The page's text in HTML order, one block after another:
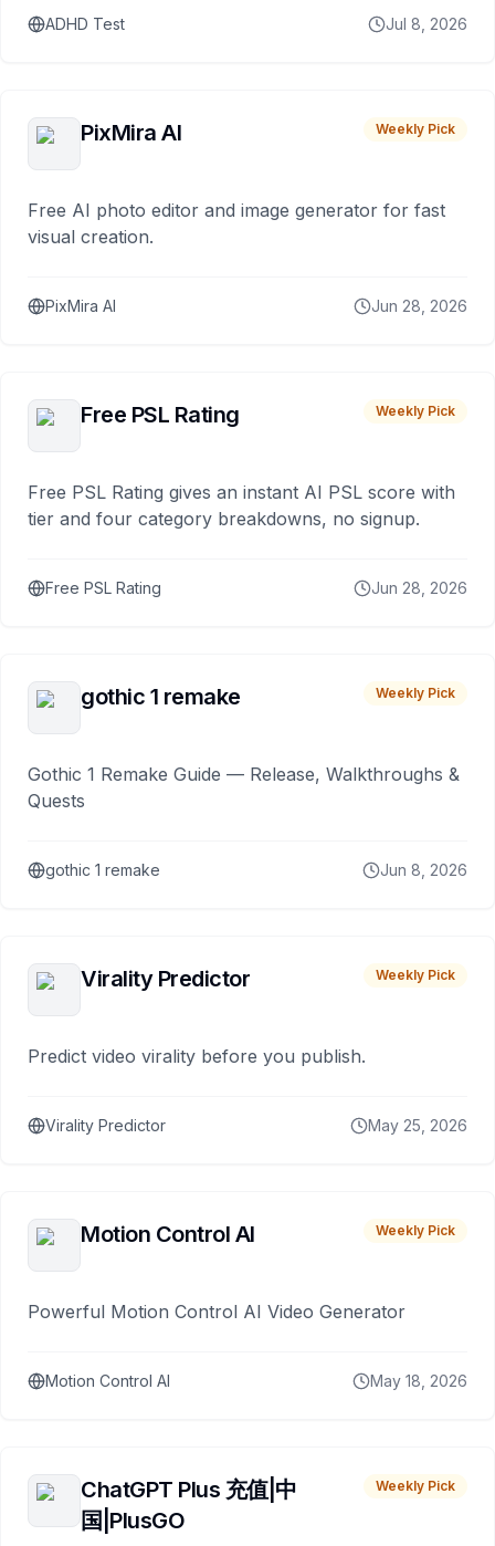
ADHD Test Jul 8, 2026
PixMira AI Weekly Pick
Free AI photo editor and image generator for fast
visual creation.
PixMira AI Jun 28, 2026
Free PSL Rating Weekly Pick
Free PSL Rating gives an instant AI PSL score with
tier and four category breakdowns, no signup.
Free PSL Rating Jun 28, 2026
gothic 1 remake Weekly Pick
Gothic 1 Remake Guide — Release, Walkthroughs &
Quests
gothic 1 remake Jun 8, 2026
Virality Predictor Weekly Pick
Predict video virality before you publish.
Virality Predictor May 25, 2026
Motion Control AI Weekly Pick
Powerful Motion Control AI Video Generator
Motion Control AI May 18, 2026
ChatGPT Plus 充值|中
国|PlusGO
Weekly Pick